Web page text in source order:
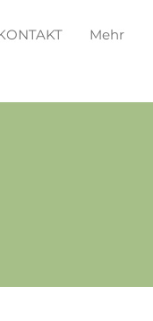
Mehr